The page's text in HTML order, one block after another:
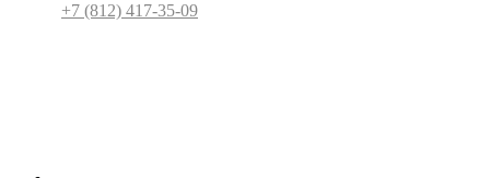
+7 (812) 417-35-09